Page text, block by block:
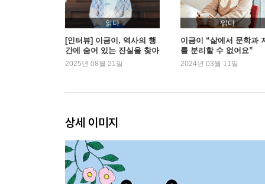
깰 수 없는 꿈
샌프란시스코
삶으로의 횡단
안개의 삶
환한 밤
여기에서 거기까지
저물지 않는 시간 1
저물지 않는 시간 2
읽다
[인터뷰] 이금이, 역사의 행
간에 숨어 있는 진실을 찾아
내기
2025년 08월 21일
읽다
이금이 “삶에서 문학과
를 분리할 수 없어요”
2024년 03월 11일
상세 이미지